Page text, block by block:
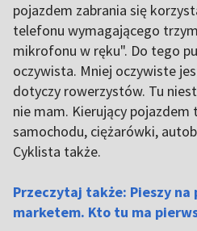
pojazdem zabrania się
telefonu wymagającego
mikrofonu w ręku". Do tego
oczywista. Mniej oczywiste
dotyczy rowerzystów. Tu
nie mam. Kierujący
samochodu, ciężarówki,
Cyklista także.
Przeczytaj także: Pieszy na
marketem. Kto tu ma